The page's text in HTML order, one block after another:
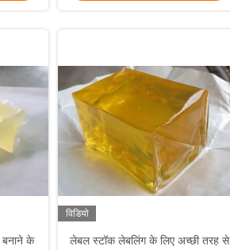
बनाने के
विडियो
लेबल स्टॉक लेबलिंग के लिए अच्छी तरह से